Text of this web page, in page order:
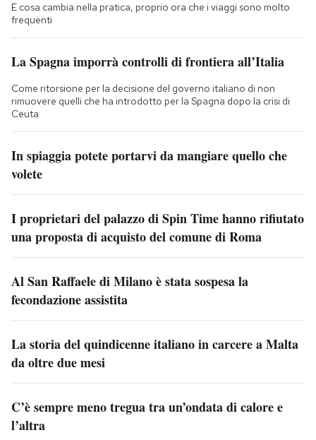
E cosa cambia nella pratica, proprio ora che i viaggi sono molto
frequenti
La Spagna imporrà controlli di frontiera all’Italia
Come ritorsione per la decisione del governo italiano di non
rimuovere quelli che ha introdotto per la Spagna dopo la crisi di
Ceuta
In spiaggia potete portarvi da mangiare quello che
volete
I proprietari del palazzo di Spin Time hanno rifiutato
una proposta di acquisto del comune di Roma
Al San Raffaele di Milano è stata sospesa la
fecondazione assistita
La storia del quindicenne italiano in carcere a Malta
da oltre due mesi
C’è sempre meno tregua tra un’ondata di calore e
l’altra